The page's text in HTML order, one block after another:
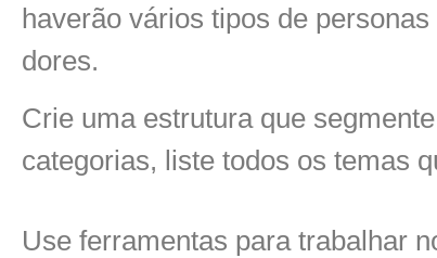
haverão vários tipos de
dores.
Crie uma estrutura que
categorias, liste todos os temas
Use ferramentas para trabalhar